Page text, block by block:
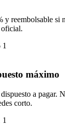
y reembolsable si
oficial.
máximo
a pagar.
corto.